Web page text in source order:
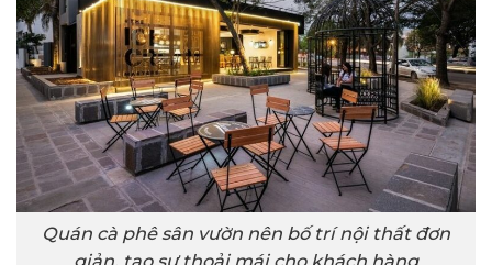
Quán cà phê sân vườn nên bố trí nội thất đơn
giản, tạo sự thoải mái cho khách hàng